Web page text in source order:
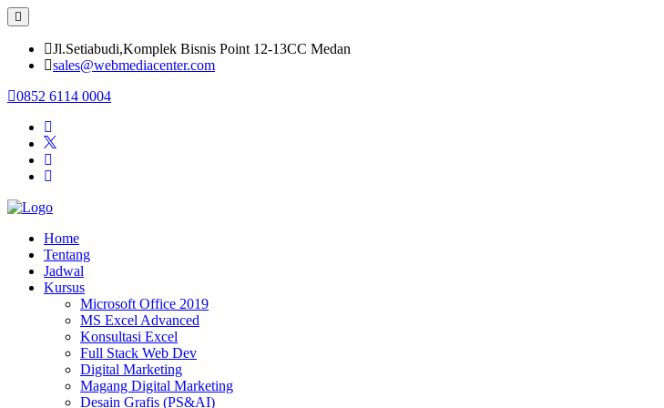
Jl.Setiabudi,Komplek Bisnis Point 12-13CC Medan
sales@webmediacenter.com
0852 6114 0004
Home
Tentang
Jadwal
Kursus
Microsoft Office 2019
MS Excel Advanced
Konsultasi Excel
Full Stack Web Dev
Digital Marketing
Magang Digital Marketing
Desain Grafis (PS&AI)